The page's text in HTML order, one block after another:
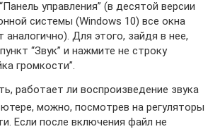
управления” (в десятой версии
системы (Windows 10) все окна
аналогично). Для этого, зайдя в нее,
“Звук” и нажмите не строку
громкости”.
работает ли воспроизведение звука
можно, посмотрев на регуляторы
Если после включения файл не